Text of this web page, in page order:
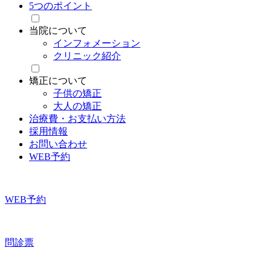
5つのポイント
当院について
インフォメーション
クリニック紹介
矯正について
子供の矯正
大人の矯正
治療費・お支払い方法
採用情報
お問い合わせ
WEB予約
WEB予約
問診票